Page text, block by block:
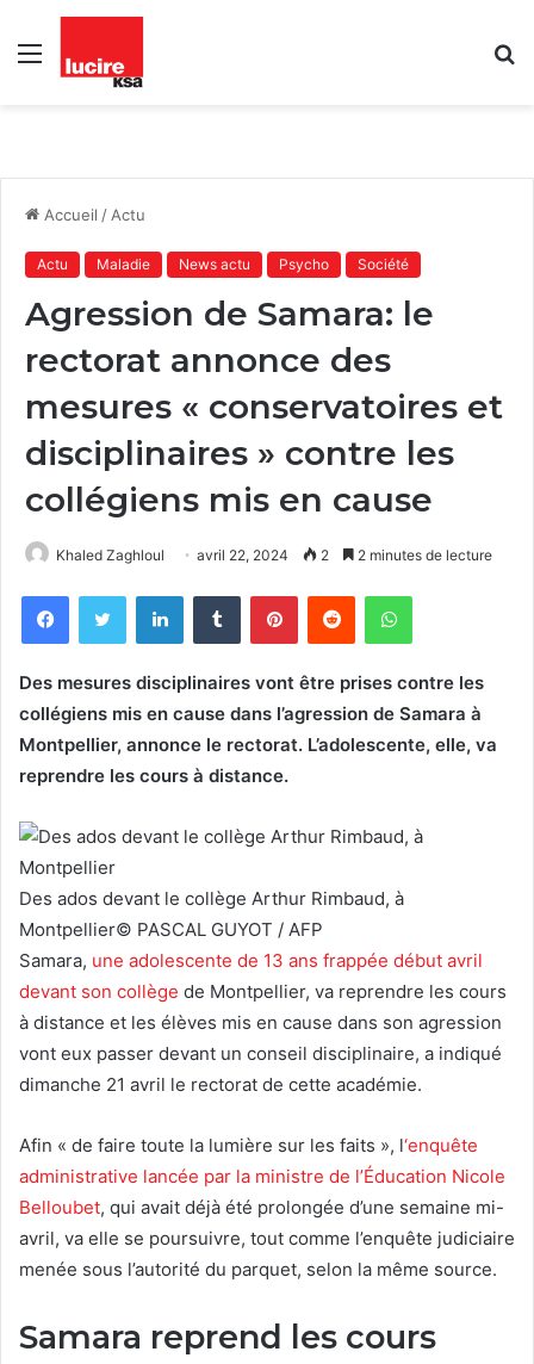
Menu
Accueil / Actu
Actu Maladie News actu Psycho Société
Agression de Samara: le
rectorat annonce des
mesures « conservatoires et
disciplinaires » contre les
collégiens mis en cause
Khaled Zaghloul avril 22, 2024 2 2 minutes de lecture
Des mesures disciplinaires vont être prises contre les
collégiens mis en cause dans l’agression de Samara à
Montpellier, annonce le rectorat. L’adolescente, elle, va
reprendre les cours à distance.
Des ados devant le collège Arthur Rimbaud, à
Montpellier© PASCAL GUYOT / AFP
Samara, une adolescente de 13 ans frappée début avril
devant son collège de Montpellier, va reprendre les cours
à distance et les élèves mis en cause dans son agression
vont eux passer devant un conseil disciplinaire, a indiqué
dimanche 21 avril le rectorat de cette académie.
Afin « de faire toute la lumière sur les faits », l‘enquête
administrative lancée par la ministre de l’Éducation Nicole
Belloubet, qui avait déjà été prolongée d’une semaine mi-
avril, va elle se poursuivre, tout comme l’enquête judiciaire
menée sous l’autorité du parquet, selon la même source.
Samara reprend les cours